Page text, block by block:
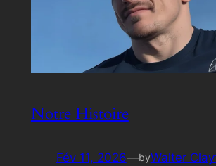
Notre Histoire
Fév 11, 2026—byWalter